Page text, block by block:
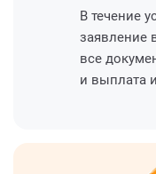
В течение
заявление
все
и выплата